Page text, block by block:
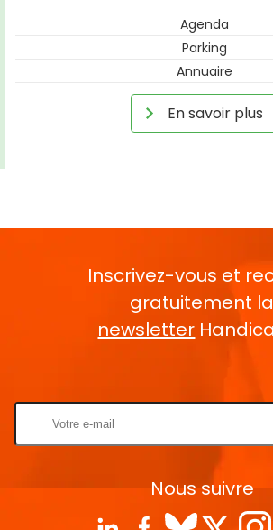
Agenda
Parking
Annuaire
En savoir plus
Inscrivez-vous et
gratuitement la
newsletter
Nous suivre